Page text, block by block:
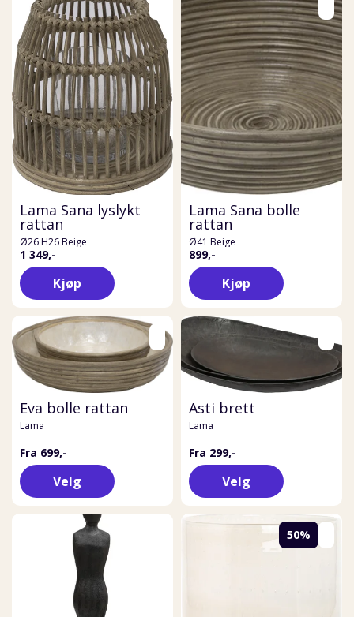
Lama Sana lyslykt
rattan
Ø26 H26 Beige
1 349,-
Kjøp
Lama Sana bolle
rattan
Ø41 Beige
899,-
Kjøp
Eva bolle rattan
Lama
Fra 699,-
Velg
Asti brett
Lama
Fra 299,-
Velg
50%